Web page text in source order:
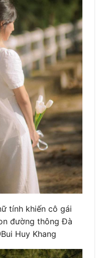
tính khiến cô gái
đường thông Đà
Huy Khang